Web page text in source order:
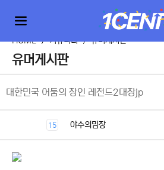
HOME > 커뮤니티 > 유머게시판
유머게시판
대한민국 어둠의 장인 레전드2대장jp
15 야수의밈장